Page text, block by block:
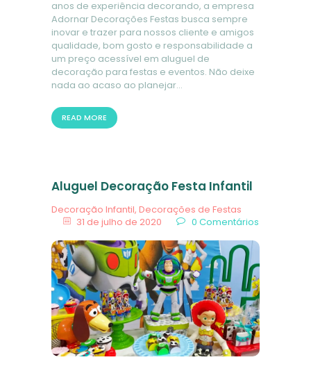
anos de experiência decorando, a empresa
Adornar Decorações Festas busca sempre
inovar e trazer para nossos cliente e amigos
qualidade, bom gosto e responsabilidade a
um preço acessível em aluguel de
decoração para festas e eventos. Não deixe
nada ao acaso ao planejar…
READ MORE
Aluguel Decoração Festa Infantil
Decoração Infantil, Decorações de Festas
31 de julho de 2020
0 Comentários